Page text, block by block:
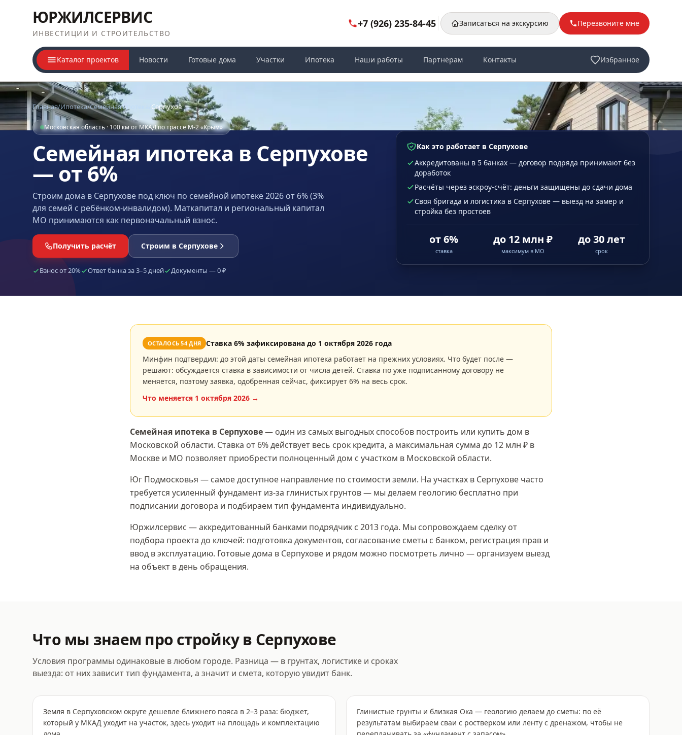
ЮРЖИЛСЕРВИС
ИНВЕСТИЦИИ И СТРОИТЕЛЬСТВО
+7 (926) 235-84-45 Записаться на экскурсию Перезвоните мне
Каталог проектов Новости Готовые дома Участки Ипотека Наши работы Партнёрам Контакты Избранное
Главная/Ипотека/Семейная ипотека Серпухов
Московская область · 100 км от МКАД по трассе М-2 «Крым»
Семейная ипотека в Серпухове
— от 6%
Строим дома в Серпухове под ключ по семейной ипотеке 2026 от 6% (3%
для семей с ребёнком-инвалидом). Маткапитал и региональный капитал
МО принимаются как первоначальный взнос.
Получить расчёт Строим в Серпухове
Взнос от 20% Ответ банка за 3–5 дней Документы — 0 ₽
Как это работает в Серпухове
Аккредитованы в 5 банках — договор подряда принимают без
доработок
Расчёты через эскроу-счёт: деньги защищены до сдачи дома
Своя бригада и логистика в Серпухове — выезд на замер и
стройка без простоев
от 6%
ставка
до 12 млн ₽
максимум в МО
до 30 лет
срок
ОСТАЛОСЬ54 ДНЯ Ставка6% зафиксирована до 1 октября 2026 года
Минфин подтвердил: до этой даты семейная ипотека работает на прежних условиях. Что будет после —
решают: обсуждается ставка в зависимости от числа детей. Ставка по уже подписанному договору не
меняется, поэтому заявка, одобренная сейчас, фиксирует 6% на весь срок.
Что меняется 1 октября 2026 →
Семейная ипотека в Серпухове— один из самых выгодных способов построить или купить дом в
Московской области. Ставка от 6%действует весь срок кредита, а максимальная сумма до 12 млн ₽ в
Москве и МО позволяет приобрести полноценный дом с участком в Московской области.
Юг Подмосковья — самое доступное направление по стоимости земли. На участках в Серпухове часто
требуется усиленный фундамент из-за глинистых грунтов — мы делаем геологию бесплатно при
подписании договора и подбираем тип фундамента индивидуально.
Юржилсервис — аккредитованный банками подрядчик с 2013 года. Мы сопровождаем сделку от
подбора проекта до ключей: подготовка документов, согласование сметы с банком, регистрация прав и
ввод в эксплуатацию. Готовые дома в Серпухове и рядом можно посмотреть лично — организуем выезд
на объект в день обращения.
Что мы знаем про стройкув Серпухове
Условия программы одинаковые в любом городе. Разница — в грунтах, логистике и сроках
выезда: от них зависит тип фундамента, а значит и смета, которую увидит банк.
Земля в Серпуховском округе дешевле ближнего пояса в 2–3 раза: бюджет,
который у МКАД уходит на участок, здесь уходит на площадь и комплектацию
Глинистые грунты и близкая Ока — геологию делаем до сметы: по её
результатам выбираем сваи с ростверком или ленту с дренажом, чтобы не